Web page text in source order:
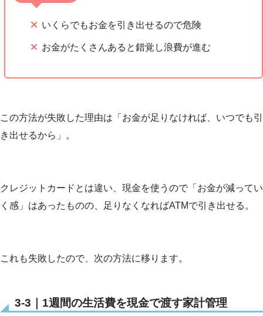
いくらでもお金を引き出せるので危険
お金がたくさんあると錯覚し浪費が進む
この方法が失敗した理由は「お金が足りなければ、いつでも引
き出せるから」。
クレジットカードとは違い、現金を使うので「お金が減ってい
く感」はあったものの、足りなくなればATMで引き出せる。
これも失敗したので、次の方法に移ります。
3-3｜1週間の生活費を現金で渡す家計管理